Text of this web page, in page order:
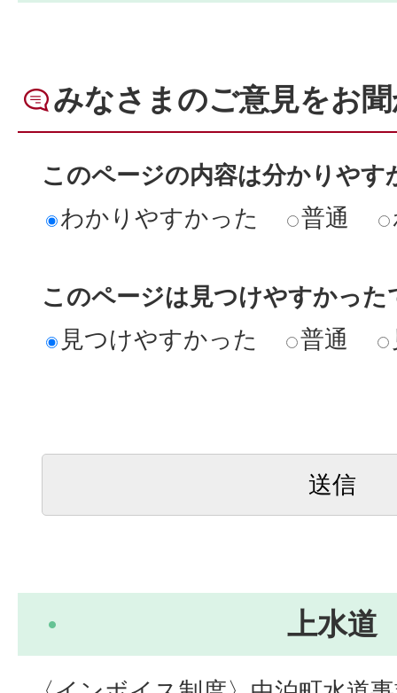
みなさまのご意見をお
このページの内容は分かりやす
わかりやすかった
普通
このページは見つけやすかった
見つけやすかった
普通
上水道